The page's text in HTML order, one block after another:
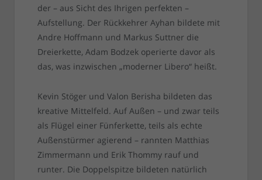
der – aus Sicht des Ihrigen perfekten –
Aufstellung. Der Rückkehrer Ayhan bildete mit
Andre Hoffmann und Markus Suttner die
Dreierkette, Adam Bodzek operierte davor als
das, was inzwischen „moderner Libero“ heißt.
Kevin Stöger und Valon Berisha bildeten das
kreative Mittelfeld. Auf Außen – und zwar teils
als Flügel einer Fünferkette, teils als echte
Außenstürmer agierend – rannten Matthias
Zimmermann und Erik Thommy rauf und
runter. Die Doppelspitze bildeten natürlich